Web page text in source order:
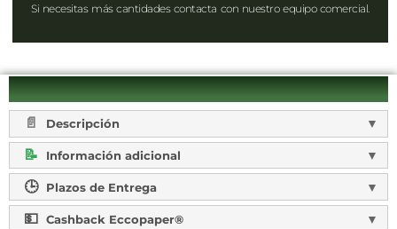
Si necesitas más cantidades contacta con nuestro equipo comercial.
Descripción
Información adicional
Plazos de Entrega
Cashback Eccopaper®